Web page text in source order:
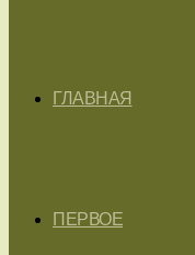
ГЛАВНАЯ
ПЕРВОЕ